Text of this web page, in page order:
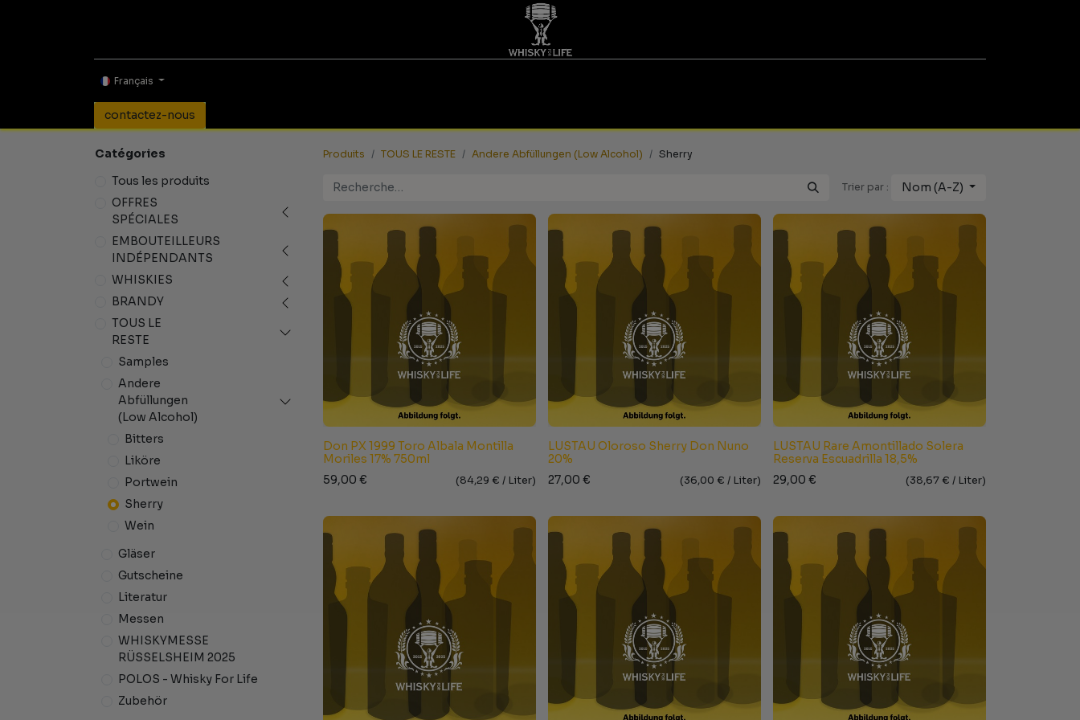
Français
contactez-nous
Catégories
Tous les produits
OFFRES
SPÉCIALES
EMBOUTEILLEURS
INDÉPENDANTS
WHISKIES
BRANDY
TOUS LE
RESTE
Samples
Andere
Abfüllungen
(Low Alcohol)
Bitters
Liköre
Portwein
Sherry
Wein
Gläser
Gutscheine
Literatur
Messen
WHISKYMESSE
RÜSSELSHEIM 2025
POLOS - Whisky For Life
Zubehör
Produits TOUS LE RESTE Andere Abfüllungen (Low Alcohol) Sherry
Trier par : Nom (A-Z)
Don PX 1999 Toro Albala Montilla
Moriles 17% 750ml
59,00 € (84,29 € / Liter)
LUSTAU Oloroso Sherry Don Nuno
20%
27,00 € (36,00 € / Liter)
LUSTAU Rare Amontillado Solera
Reserva Escuadrilla 18,5%
29,00 € (38,67€ / Liter)